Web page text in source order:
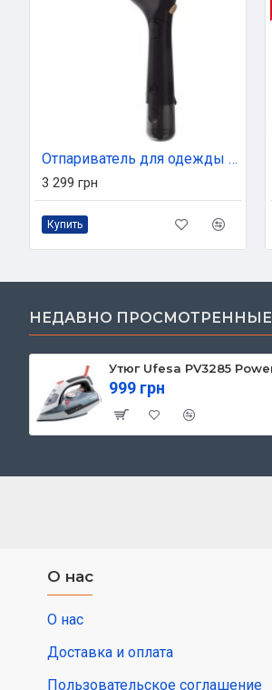
Отпариватель для одежды Philips STH7060/80
3 299 грн
Купить
НЕДАВНО ПРОСМОТРЕННЫЕ
999 грн
О нас
О нас
Доставка и оплата
Пользовательское соглашение